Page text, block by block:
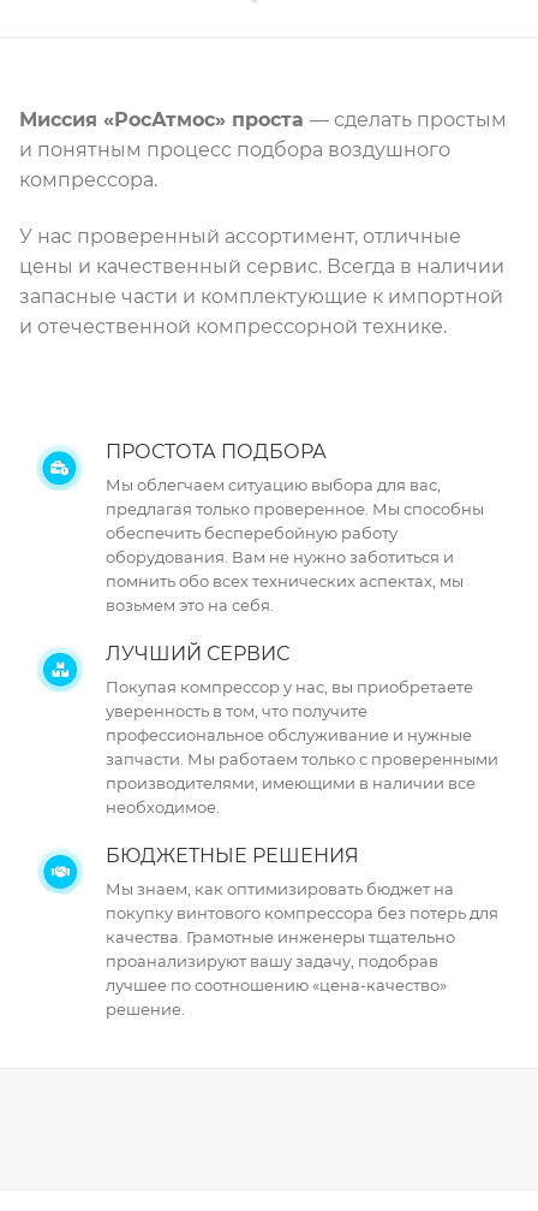
Миссия «РосАтмос» проста — сделать простым
и понятным процесс подбора воздушного
компрессора.
У нас проверенный ассортимент, отличные
цены и качественный сервис. Всегда в наличии
запасные части и комплектующие к импортной
и отечественной компрессорной технике.
ПРОСТОТА ПОДБОРА
Мы облегчаем ситуацию выбора для вас,
предлагая только проверенное. Мы способны
обеспечить бесперебойную работу
оборудования. Вам не нужно заботиться и
помнить обо всех технических аспектах, мы
возьмем это на себя.
ЛУЧШИЙ СЕРВИС
Покупая компрессор у нас, вы приобретаете
уверенность в том, что получите
профессиональное обслуживание и нужные
запчасти. Мы работаем только с проверенными
производителями, имеющими в наличии все
необходимое.
БЮДЖЕТНЫЕ РЕШЕНИЯ
Мы знаем, как оптимизировать бюджет на
покупку винтового компрессора без потерь для
качества. Грамотные инженеры тщательно
проанализируют вашу задачу, подобрав
лучшее по соотношению «цена-качество»
решение.